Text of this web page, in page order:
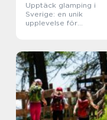
Upptäck glamping i
Sverige: en unik
upplevelse för